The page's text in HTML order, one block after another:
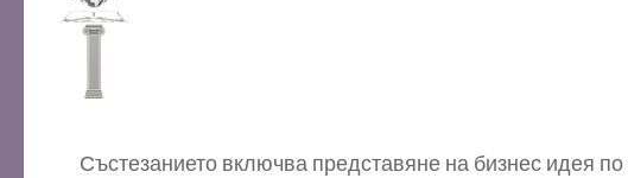
Състезанието включва представяне на бизнес идея